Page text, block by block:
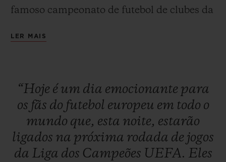
famoso campeonato de futebol de clubes da
LER MAIS
“Hoje é um dia emocionante para
os fãs do futebol europeu em todo o
mundo que, esta noite, estarão
ligados na próxima rodada de jogos
da Liga dos Campeões UEFA. Eles